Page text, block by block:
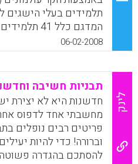
Xתלמידים בעלי הישגים
הישגיהם האקדמאיים.
מובהקים בין שתי
והמטא-אסטרטגית.
הנמוכים בקבוצת
מוכיחים, שהוראה
באמצעות חקר עולמונים
חינוכי בעל עוצמה
תלמידים בכלל
(ברכה פלד, ענת זוהר)
06-02-2008
לינק
תבניות חשיבה
חדשנות היא לא יצירת
מחשבתי אחד לדפוס
פריטים רבים נופלים
וברורה! כדי להיות
להסתכם בהגדרה